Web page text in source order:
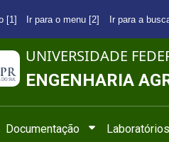
[1] Ir para o menu [2] Ir para a
UNIVERSIDADE
ENGENHARIA
Documentação Laboratórios